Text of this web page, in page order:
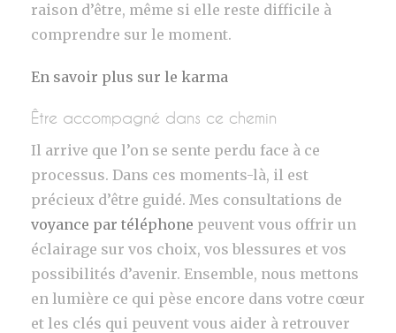
raison d’être, même si elle reste difficile à
comprendre sur le moment.
En savoir plus sur le karma
Être accompagné dans ce chemin
Il arrive que l’on se sente perdu face à ce
processus. Dans ces moments-là, il est
précieux d’être guidé. Mes consultations de
voyance par téléphone peuvent vous offrir un
éclairage sur vos choix, vos blessures et vos
possibilités d’avenir. Ensemble, nous mettons
en lumière ce qui pèse encore dans votre cœur
et les clés qui peuvent vous aider à retrouver